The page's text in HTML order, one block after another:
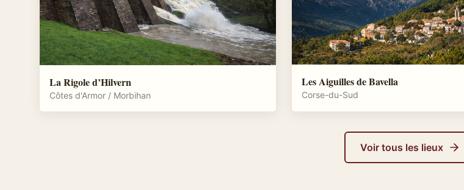
La Rigole d’Hilvern
Côtes d'Armor / Morbihan
Les Aiguilles de Bavella
Corse-du-Sud
Voir tous les lieux